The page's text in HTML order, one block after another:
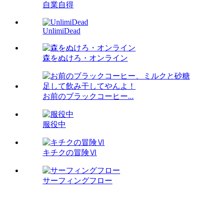
自業自得
UnlimiDead
森をぬけろ・オンライン
お前のブラックコーヒー...
服役中
キチクの冒険Ⅵ
サーフィングフロー